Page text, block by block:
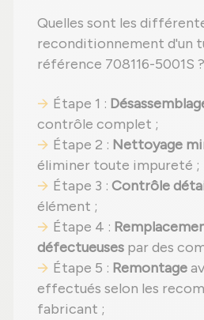
Quelles sont les
reconditionnement d'un
référence 708116-5001S ?
Étape 1 :
contrôle complet ;
Étape 2 : Nettoyage
éliminer toute impureté ;
Étape 3 : Contrôle
élément ;
Étape 4 :
défectueuses par des
Étape 5 : Remontage
effectués selon les
fabricant ;